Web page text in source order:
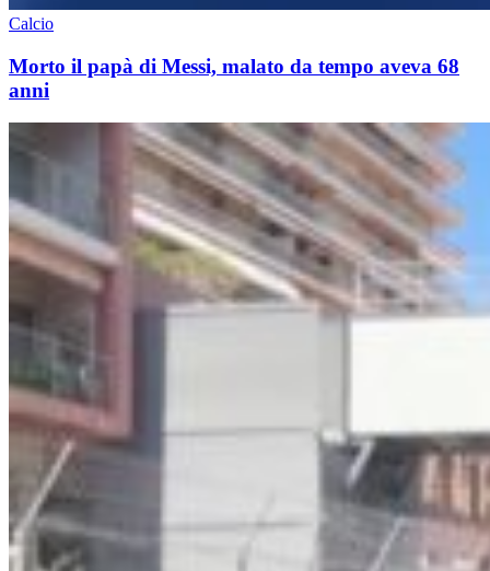
Calcio
Morto il papà di Messi, malato da tempo aveva 68
anni